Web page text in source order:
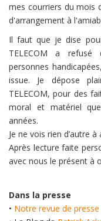
mes courriers du mois
d'arrangement à
Il faut que je dise
TELECOM a refusé
personnes
issue. Je dépose
TELECOM, pour des
moral et matériel
années.
Je ne vois rien d’autre à
Après lecture faite
avec nous le présent à
Dans la presse
• Notre revue de presse